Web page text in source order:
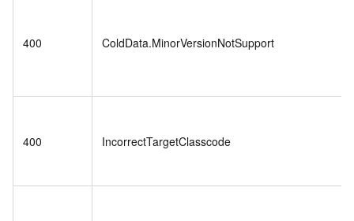
400 ColdData.MinorVersionNotSupport
400 IncorrectTargetClasscode